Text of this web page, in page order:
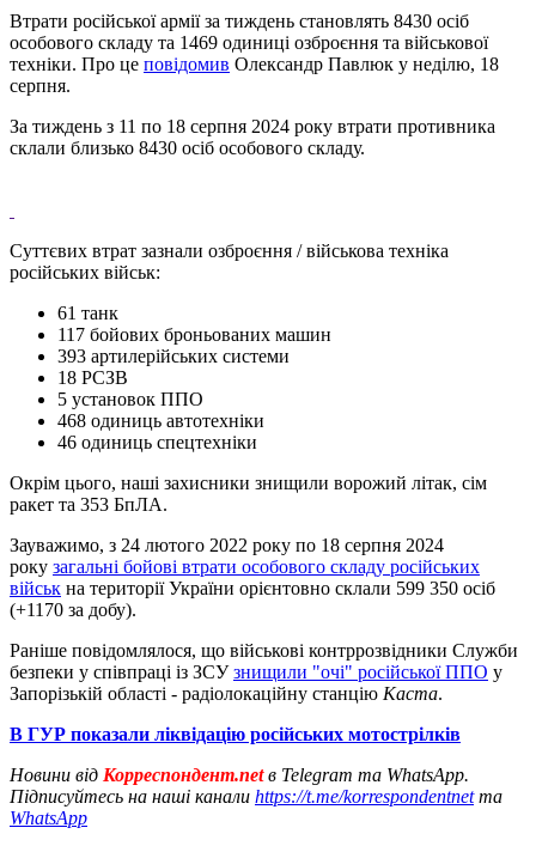
Втрати російської армії за тиждень становлять 8430 осіб
особового складу та 1469 одиниці озброєння та військової
техніки. Про це повідомив Олександр Павлюк у неділю, 18
серпня.
За тиждень з 11 по 18 серпня 2024 року втрати противника
склали близько 8430 осіб особового складу.
Суттєвих втрат зазнали озброєння / військова техніка
російських військ:
61 танк
117 бойових броньованих машин
393 артилерійських системи
18 РСЗВ
5 установок ППО
468 одиниць автотехніки
46 одиниць спецтехніки
Окрім цього, наші захисники знищили ворожий літак, сім
ракет та 353 БпЛА.
Зауважимо, з 24 лютого 2022 року по 18 серпня 2024
року загальні бойові втрати особового складу російських
військ на території України орієнтовно склали 599 350 осіб
(+1170 за добу).
Раніше повідомлялося, що військові контррозвідники Служби
безпеки у співпраці із ЗСУзнищили "очі" російської ППО у
Запорізькій області - радіолокаційну станцію Каста.
В ГУР показали ліквідацію російських мотострілків
Новини від Корреспондент.netв Telegram та WhatsApp.
Підписуйтесь на наші канали https://t.me/korrespondentnetта
WhatsApp